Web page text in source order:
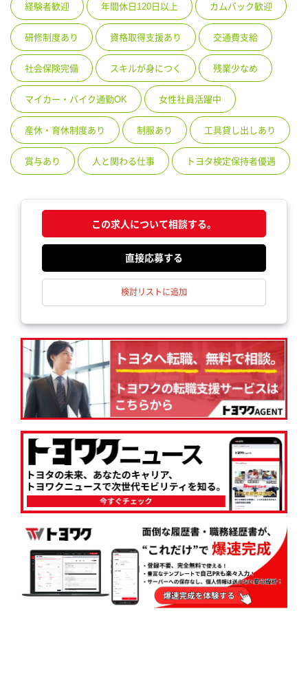
経験者歓迎 年間休日120日以上 カムバック歓迎
研修制度あり 資格取得支援あり 交通費支給
社会保険完備 スキルが身につく 残業少なめ
マイカー・バイク通勤OK 女性社員活躍中
産休・育休制度あり 制服あり 工具貸し出しあり
賞与あり 人と関わる仕事 トヨタ検定保持者優遇
この求人について相談する。
応募する
検討リストに追加